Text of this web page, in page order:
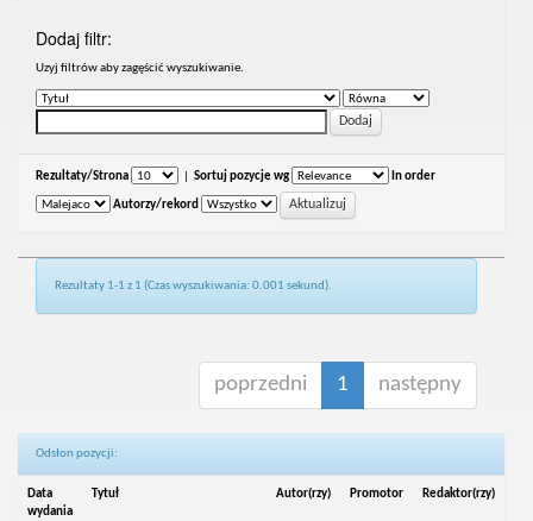
Dodaj filtr:
Uzyj filtrów aby zagęścić wyszukiwanie.
Rezultaty/Strona Sortuj pozycje wg In order
Autorzy/rekord
Rezultaty 1-1 z 1 (Czas wyszukiwania: 0.001 sekund).
poprzedni 1 następny
Odsłon pozycji:
Data
wydania
Tytuł Autor(rzy) Promotor Redaktor(rzy)